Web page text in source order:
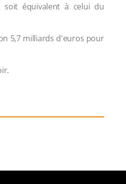
équivalent à celui du
5,7 milliards d'euros pour